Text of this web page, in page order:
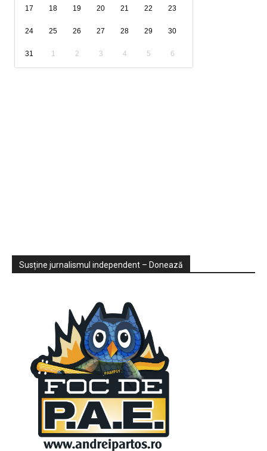
17 18 19 20 21 22 23
24 25 26 27 28 29 30
31 1 2 3 4 5 6
Sondaje
Video
Susține jurnalismul independent – Donează